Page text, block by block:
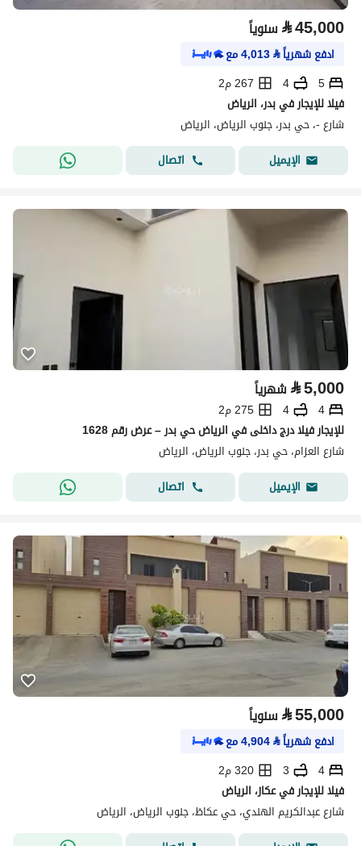
⃁45,000 سنوياً
ادفع شهرياً⃁
4,013مع
5
4
267 م2
فيلا للإيجار في بدر، الرياض
شارع -، حي بدر، جنوب الرياض، الرياض
الإيميل
اتصال
⃁5,000 شهرياً
4
4
275 م2
للإيجار فيلا درج داخلى في الرياض حي بدر – عرض رقم 1628
شارع العزام، حي بدر، جنوب الرياض، الرياض
الإيميل
اتصال
⃁55,000 سنوياً
ادفع شهرياً⃁
4,904مع
4
3
320 م2
فيلا للإيجار في عكاز، الرياض
شارع عبدالكريم الهندي، حي عكاظ، جنوب الرياض، الرياض